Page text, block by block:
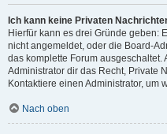
Ich kann keine Privaten
Hierfür kann es drei Gründe geben:
nicht angemeldet, oder die Board-
das komplette Forum
Administrator dir das Recht, Private
Kontaktiere einen Administrator, um
Nach oben